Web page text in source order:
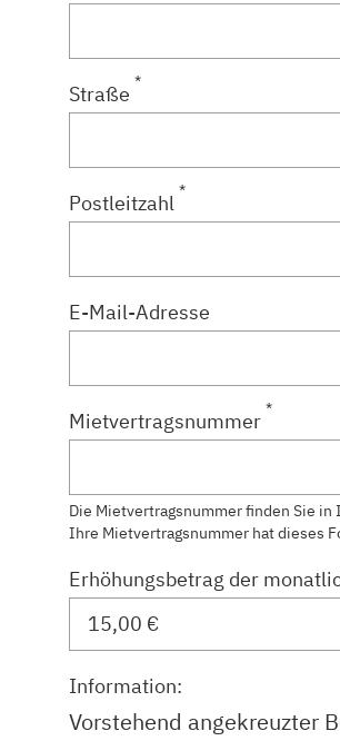
Straße *
Postleitzahl *
E-Mail-Adresse
Mietvertragsnummer *
Die Mietvertragsnummer finden Sie
Ihre Mietvertragsnummer hat dieses
Erhöhungsbetrag der
Information:
Vorstehend angekreuzter